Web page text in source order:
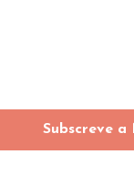
Subscreve a